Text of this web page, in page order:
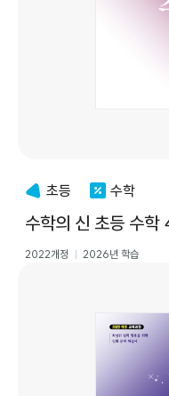
초등 수학
수학의 신 초등 수
2022개정 2026년 학습